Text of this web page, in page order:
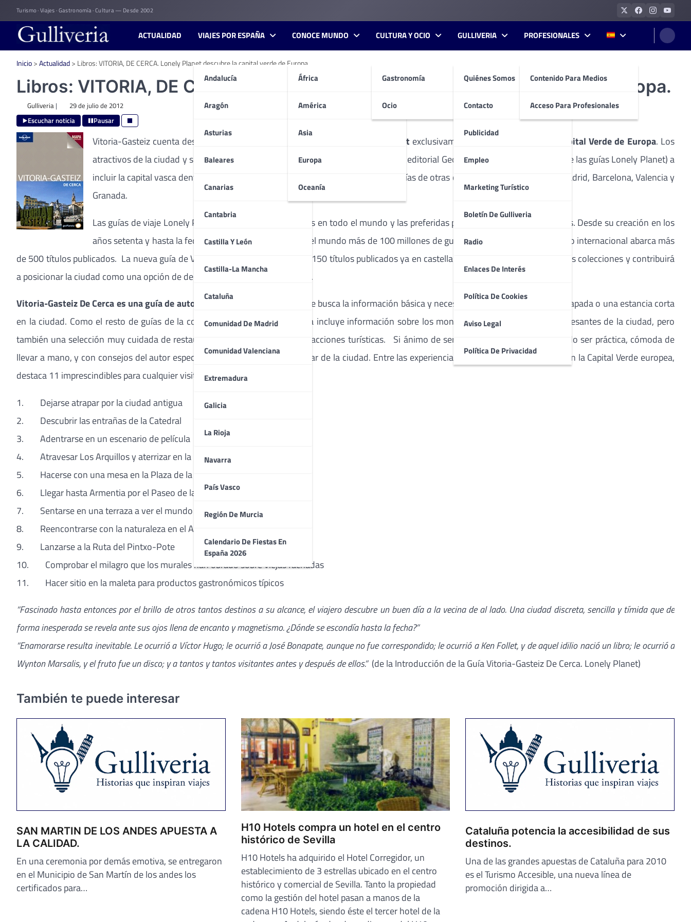
to
content
Turismo · Viajes · Gastronomía · Cultura — Desde 2002
ACTUALIDAD VIAJES POR ESPAÑA
Andalucía
Aragón
Asturias
Baleares
Canarias
Cantabria
Castilla Y León
Castilla-La Mancha
Cataluña
Comunidad De Madrid
Comunidad Valenciana
Extremadura
Galicia
La Rioja
Navarra
País Vasco
Región De Murcia
Calendario De Fiestas En
España 2026
CONOCE MUNDO
África
América
Asia
Europa
Oceanía
CULTURA Y OCIO
Gastronomía
Ocio
GULLIVERIA
Quiénes Somos
Contacto
Publicidad
Empleo
Marketing Turístico
Boletín De Gulliveria
Radio
Enlaces De Interés
Política De Cookies
Aviso Legal
Política De Privacidad
PROFESIONALES
Contenido Para Medios
Acceso Para Profesionales
Inicio>Actualidad> Libros: VITORIA, DE CERCA. Lonely Planet descubre la capital verde de Europa.
Libros: VITORIA, DE CERCA. Lonely Planet descubre la capital verde de Europa.
Gulliveria| 29 de julio de 2012
Escuchar noticia Pausar
Vitoria-Gasteiz cuenta desde este mes de julio con su propia guía Lonely Planet exclusivamente dedicada a la nueva Capital Verde de Europa. Los
atractivos de la ciudad y su nombramiento como Green Capital han decidido a la editorial GeoPlaneta (editora en España de las guías Lonely Planet) a
incluir la capital vasca dentro de su colección De Cerca, en la cual existen sólo guías de otras cuatro ciudades españolas: Madrid, Barcelona, Valencia y
Granada.
Las guías de viaje Lonely Planet son las más reconocidas en todo el mundo y las preferidas por los viajeros independientes. Desde su creación en los
años setenta y hasta la fecha se han publicado en todo el mundo más de 100 millones de guías Lonely Planet y su catálogo internacional abarca más
de 500 títulos publicados. La nueva guía de Vitoria se añadirá a los más de 150 títulos publicados ya en castellano, diversificados en diferentes colecciones y contribuirá
a posicionar la ciudad como una opción de destino para los grandes viajeros.
Vitoria-Gasteiz De Cerca es una guía de autor,
pensada para ese viajero que busca la información básica y necesaria para disfrutar de una escapada o una estancia corta
en la ciudad. Como el resto de guías de la colección De Cerca, la de Vitoria incluye información sobre los monumentos y museos más interesantes de la ciudad, pero
también una selección muy cuidada de restaurantes, tiendas, hoteles o atracciones turísticas. Si ánimo de ser exhaustiva, intenta sobre todo ser práctica, cómoda de
llevar a mano, y con consejos del autor especialmente valiosos para disfrutar de la ciudad. Entre las experiencias que Lonely Planet destaca en la Capital Verde europea,
destaca 11 imprescindibles para cualquier visitante:
1. Dejarse atrapar por la ciudad antigua
2. Descubrir las entrañas de la Catedral
3. Adentrarse en un escenario de película
4. Atravesar Los Arquillos y aterrizar en la balconada de San Miguel
5. Hacerse con una mesa en la Plaza de la Virgen Blanca
6. Llegar hasta Armentia por el Paseo de la Senda
7. Sentarse en una terraza a ver el mundo pasar
8. Reencontrarse con la naturaleza en el Anillo Verde
9. Lanzarse a la Ruta del Pintxo-Pote
10. Comprobar el milagro que los murales han obrado sobre viejas fachadas
11. Hacer sitio en la maleta para productos gastronómicos típicos
“Fascinado hasta entonces por el brillo de otros tantos destinos a su alcance, el viajero descubre un buen día a la vecina de al lado. Una ciudad discreta, sencilla y tímida que de
forma inesperada se revela ante sus ojos llena de encanto y magnetismo. ¿Dónde se escondía hasta la fecha?”
“Enamorarse resulta inevitable. Le ocurrió a Víctor Hugo; le ocurrió a José Bonapate, aunque no fue correspondido; le ocurrió a Ken Follet, y de aquel idilio nació un libro; le ocurrió a
Wynton Marsalis, y el fruto fue un disco; y a tantos y tantos visitantes antes y después de ellos.” (de la Introducción de la Guía Vitoria-Gasteiz De Cerca. Lonely Planet)
También te puede interesar
SAN MARTIN DE LOS ANDES APUESTA A
LA CALIDAD.
En una ceremonia por demás emotiva, se entregaron
en el Municipio de San Martín de los andes los
certificados para…
H10 Hotels compra un hotel en el centro
histórico de Sevilla
H10 Hotels ha adquirido el Hotel Corregidor, un
establecimiento de 3 estrellas ubicado en el centro
histórico y comercial de Sevilla. Tanto la propiedad
como la gestión del hotel pasan a manos de la
cadena H10 Hotels, siendo éste el tercer hotel de la
Cataluña potencia la accesibilidad de sus
destinos.
Una de las grandes apuestas de Cataluña para 2010
es el Turismo Accesible, una nueva línea de
promoción dirigida a…